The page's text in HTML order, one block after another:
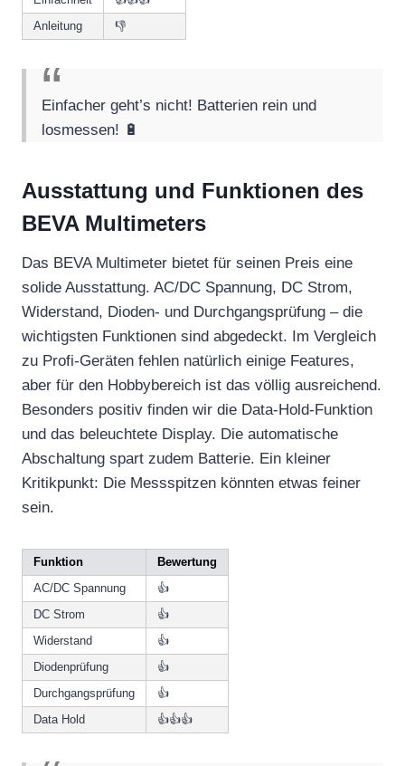
Anleitung
👎
Einfacher geht’s nicht! Batterien rein und
losmessen! 🔋
Ausstattung und Funktionen des
BEVA Multimeters
Das BEVA Multimeter bietet für seinen Preis eine
solide Ausstattung. AC/DC Spannung, DC Strom,
Widerstand, Dioden- und Durchgangsprüfung – die
wichtigsten Funktionen sind abgedeckt. Im Vergleich
zu Profi-Geräten fehlen natürlich einige Features,
aber für den Hobbybereich ist das völlig ausreichend.
Besonders positiv finden wir die Data-Hold-Funktion
und das beleuchtete Display. Die automatische
Abschaltung spart zudem Batterie. Ein kleiner
Kritikpunkt: Die Messspitzen könnten etwas feiner
sein.
Funktion
Bewertung
AC/DC Spannung
👍
DC Strom
👍
Widerstand
👍
Diodenprüfung
👍
Durchgangsprüfung
👍
Data Hold
👍👍👍